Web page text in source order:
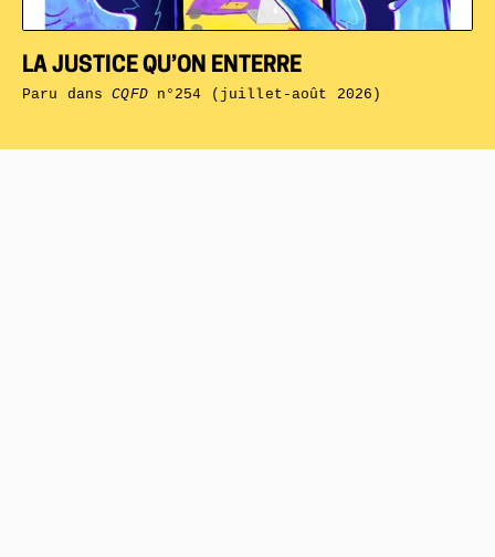
LA JUSTICE QU’ON ENTERRE
Paru dansCQFDn°254 (juillet-août 2026)